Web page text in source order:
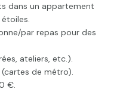
dans un appartement
par repas pour des
ateliers, etc.).
de métro).
€.